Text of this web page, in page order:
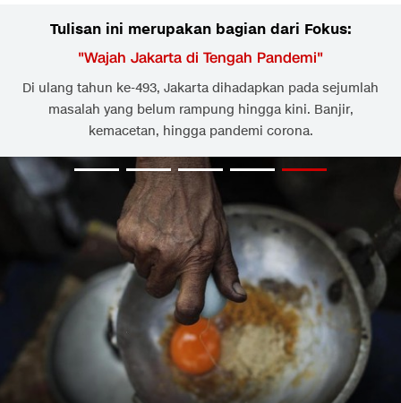
Tulisan ini merupakan bagian dari Fokus:
"Wajah Jakarta di Tengah Pandemi"
Di ulang tahun ke-493, Jakarta dihadapkan pada sejumlah
masalah yang belum rampung hingga kini. Banjir,
kemacetan, hingga pandemi corona.